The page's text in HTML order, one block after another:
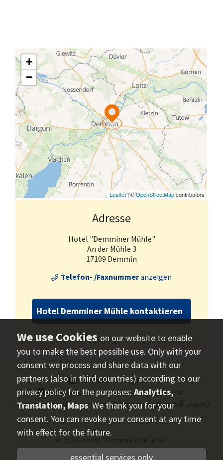
Adresse
Hotel "Demminer Mühle"
An der Mühle 3
17109 Demmin
Telefon- /Faxnummeranzeigen
Hotel Demminer Mühle kontaktieren
Kontakt⋅instagram⋅
facebook - Urlaub in MV - folgen Sie uns!
Impressum⋅ Datenschutz(Zustimmungseinstellungen)
on our website to enable
you to make the best possible use. Only with your
consent we process and share data with our
partners (also in third countries) according to our
privacy policy for the purposes: Analytics,
Translation, Maps. We thank you for your
consent. You can revoke your consent at any time
with effect for the future.
essential services only